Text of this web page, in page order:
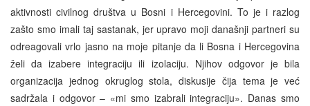
aktivnosti civilnog društva u Bosni i Hercegovini. To je i razlog
zašto smo imali taj sastanak, jer upravo moji današnji partneri su
odreagovali vrlo jasno na moje pitanje da li Bosna i Hercegovina
želi da izabere integraciju ili izolaciju. Njihov odgovor je bila
organizacija jednog okruglog stola, diskusije čija tema je već
sadržala i odgovor – «mi smo izabrali integraciju». Danas smo